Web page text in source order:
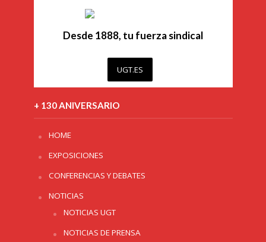
Desde 1888, tu fuerza sindical
UGT.ES
+ 130 ANIVERSARIO
HOME
EXPOSICIONES
CONFERENCIAS Y DEBATES
NOTICIAS
NOTICIAS UGT
NOTICIAS DE PRENSA